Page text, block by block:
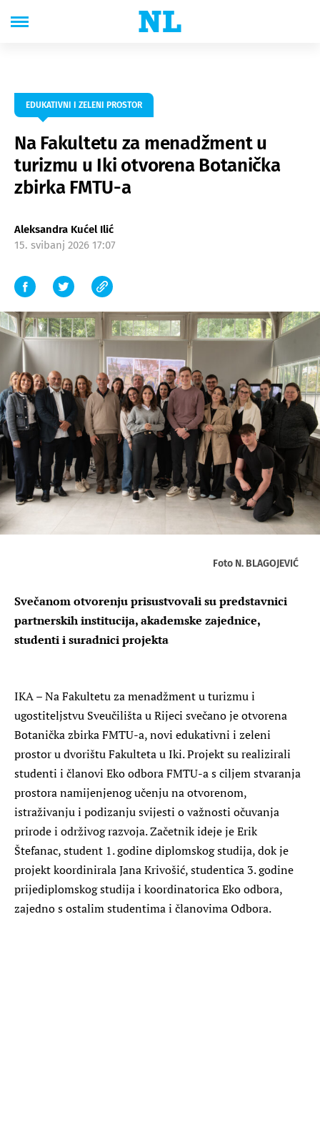
EDUKATIVNI I ZELENI PROSTOR
Na Fakultetu za menadžment u
turizmu u Iki otvorena Botanička
zbirka FMTU-a
Aleksandra Kućel Ilić
15. svibanj 2026 17:07
Foto N. BLAGOJEVIĆ
Svečanom otvorenju prisustvovali su predstavnici
partnerskih institucija, akademske zajednice,
studenti i suradnici projekta
IKA – Na Fakultetu za menadžment u turizmu i
ugostiteljstvu Sveučilišta u Rijeci svečano je otvorena
Botanička zbirka FMTU-a, novi edukativni i zeleni
prostor u dvorištu Fakulteta u Iki. Projekt su realizirali
studenti i članovi Eko odbora FMTU-a s ciljem stvaranja
prostora namijenjenog učenju na otvorenom,
istraživanju i podizanju svijesti o važnosti očuvanja
prirode i održivog razvoja. Začetnik ideje je Erik
Štefanac, student 1. godine diplomskog studija, dok je
projekt koordinirala Jana Krivošić, studentica 3. godine
prijediplomskog studija i koordinatorica Eko odbora,
zajedno s ostalim studentima i članovima Odbora.